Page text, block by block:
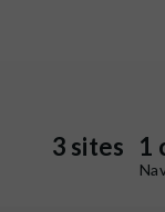
3 sites 1